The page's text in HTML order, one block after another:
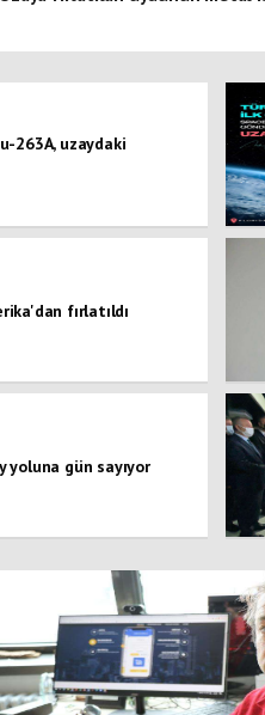
263A, uzaydaki
fırlatıldı
yoluna gün sayıyor